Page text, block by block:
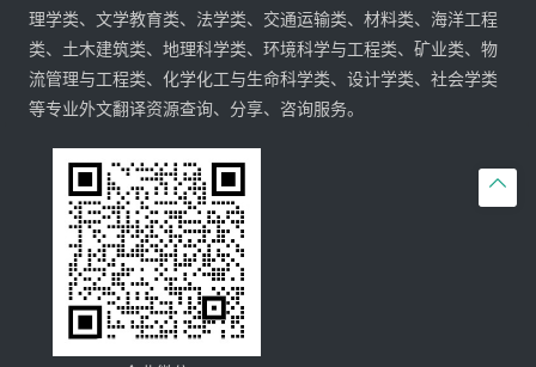

理学类、文学教育类、法学类、交通运输类、材料类、海洋工程
类、土木建筑类、地理科学类、环境科学与工程类、矿业类、物
流管理与工程类、化学化工与生命科学类、设计学类、社会学类
等专业外文翻译资源查询、分享、咨询服务。